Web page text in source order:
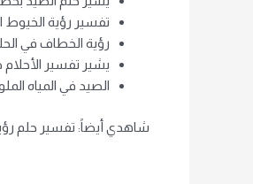
تفسير رؤية الخيوط
رؤية الخطاف في
يشير تفسير
الصيد في المياه
شاهدي أيضاً: تفسير حلم